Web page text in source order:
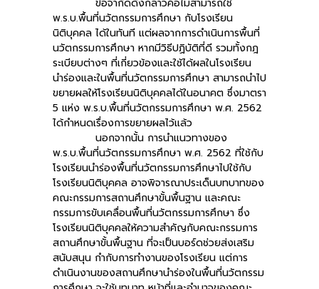
ข้อจำกัดดังกล่าวคือไม่สามารถใช้
พ.ร.บ.พื้นที่นวัตกรรมการศึกษา กับโรงเรียน
นิติบุคคล ได้ในทันที แต่ผลจากการดำเนินการพื้นที่
นวัตกรรมการศึกษา หากมีวิธีปฏิบัติที่ดี รวมทั้งกฎ
ระเบียบต่างๆ ที่เกี่ยวข้องและใช้ได้ผลในโรงเรียน
นำร่องและในพื้นที่นวัตกรรมการศึกษา สามารถนำไป
ขยายผลให้โรงเรียนนิติบุคคลได้ในอนาคต ซึ่งมาตรา
5 แห่ง พ.ร.บ.พื้นที่นวัตกรรมการศึกษา พ.ศ. 2562
ได้กำหนดเรื่องการขยายผลไว้แล้ว
นอกจากนั้น การนำแนวทางของ
พ.ร.บ.พื้นที่นวัตกรรมการศึกษา พ.ศ. 2562 ที่ใช้กับ
โรงเรียนนำร่องพื้นที่นวัตกรรมการศึกษาไปใช้กับ
โรงเรียนนิติบุคคล อาจพิจารณาประเด็นบทบาทของ
คณะกรรมการสถานศึกษาขั้นพื้นฐาน และคณะ
กรรมการขับเคลื่อนพื้นที่นวัตกรรมการศึกษา ซึ่ง
โรงเรียนนิติบุคคลให้ความสำคัญกับคณะกรรมการ
สถานศึกษาขั้นพื้นฐาน ที่จะเป็นบอร์ดช่วยส่งเสริม
สนับสนุน กำกับการทำงานของโรงเรียน แต่การ
ดำเนินงานของสถานศึกษานำร่องในพื้นที่นวัตกรรม